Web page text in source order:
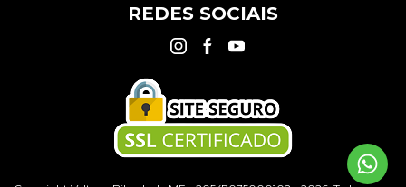
REDES SOCIAIS